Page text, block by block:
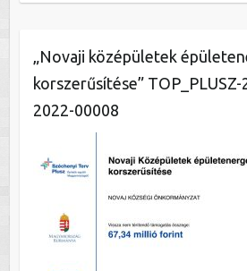
„Novaji középületek
korszerűsítése”
2022-00008